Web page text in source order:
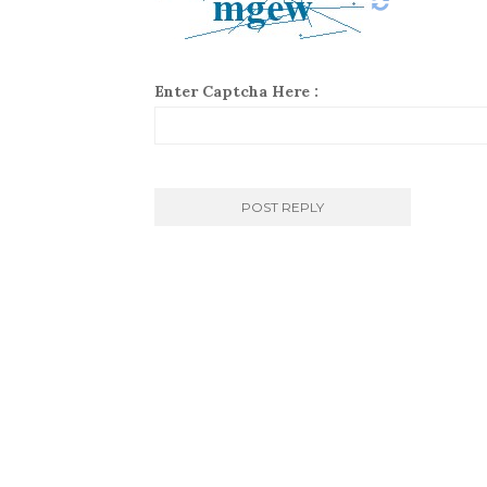
Enter Captcha Here :